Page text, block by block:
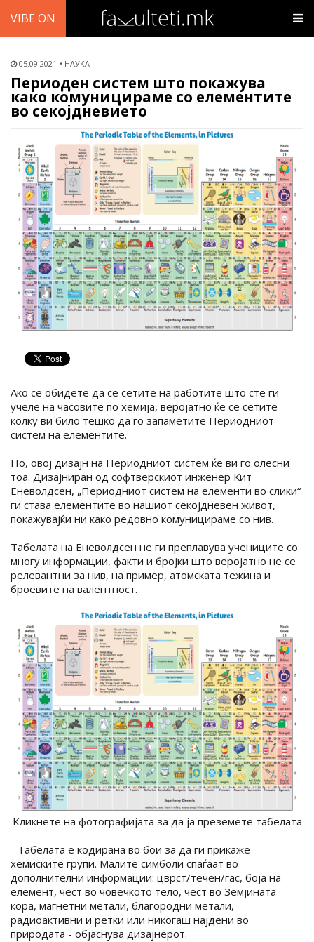
VIBE ON
05.09.2021 НАУКА
Периоден систем што покажува
како комуницираме со елементите
во секојдневието
Ако се обидете да се сетите на работите што сте ги
учеле на часовите по хемија, веројатно ќе се сетите
колку ви било тешко да го запаметите Периодниот
систем на елементите.
Но, овој дизајн на Периодниот систем ќе ви го олесни
тоа. Дизајниран од софтверскиот инженер Кит
Еневолдсен, „Периодниот систем на елементи во слики“
ги става елементите во нашиот секојдневен живот,
покажувајќи ни како редовно комуницираме со нив.
Табелата на Еневолдсен не ги преплавува учениците со
многу информации, факти и бројки што веројатно не се
релевантни за нив, на пример, атомската тежина и
броевите на валентност.
Kликнете на фотографијата за да ја преземете табелата
- Табелата е кодирана во бои за да ги прикаже
хемиските групи. Малите симболи спаѓаат во
дополнителни информации: цврст/течен/гас, боја на
елемент, чест во човечкото тело, чест во Земјината
кора, магнетни метали, благородни метали,
радиоактивни и ретки или никогаш најдени во
природата - објаснува дизајнерот.